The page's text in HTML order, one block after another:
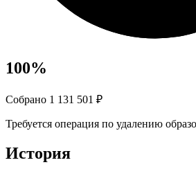
100%
Собрано 1 131 501 ₽
Требуется операция по удалению
История